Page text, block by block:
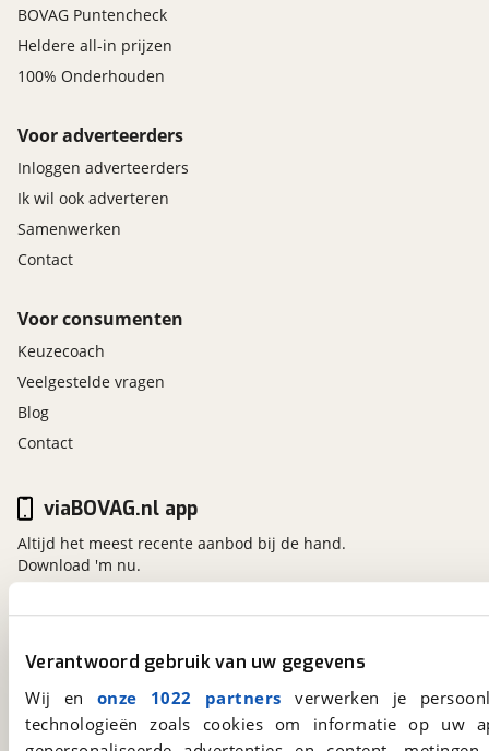
Verantwoord gebruik van uw gegevens
Wij en onze 1022 partners verwerken je
technologieën zoals cookies om informatie op
BOVAG Puntencheck
Heldere all-in prijzen
100% Onderhouden
Voor adverteerders
Inloggen adverteerders
Ik wil ook adverteren
Samenwerken
Contact
Voor consumenten
Keuzecoach
Veelgestelde vragen
Blog
Contact
viaBOVAG.nl
3981 AJ
Bunnik
Een initiatief van
BOVAG
viaBOVAG.nl app
Altijd het meest recente aanbod bij de hand.
Download 'm nu.